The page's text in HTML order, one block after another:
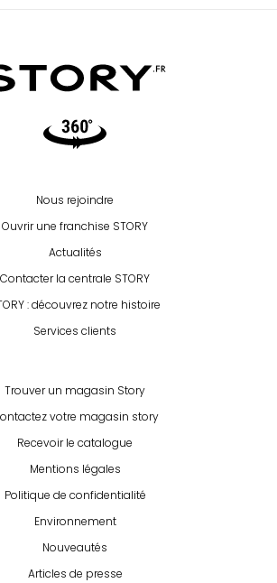
Video360
Nous rejoindre
Ouvrir une franchise STORY
Actualités
Contacter la centrale STORY
: découvrez notre histoire
Services clients
Trouver un magasin Story
votre magasin story
Recevoir le catalogue
Mentions légales
Politique de confidentialité
Environnement
Nouveautés
Articles de presse